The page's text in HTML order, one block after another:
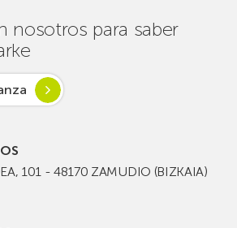
nosotros para saber
101 - 48170 ZAMUDIO (BIZKAIA)